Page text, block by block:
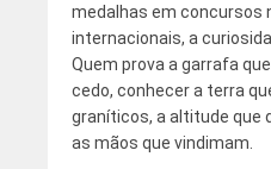
medalhas em concursos
internacionais, a
Quem prova a garrafa
cedo, conhecer a terra
graníticos, a altitude que
as mãos que vindimam.